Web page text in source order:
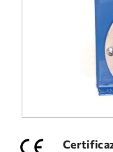
ASSISTENZA